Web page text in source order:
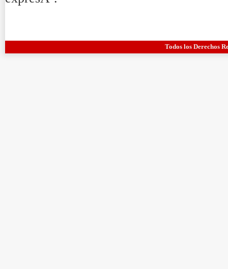
Todos los Derechos